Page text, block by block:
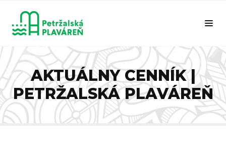
AKTUÁLNY CENNÍK |
PETRŽALSKÁ PLAVÁREŇ